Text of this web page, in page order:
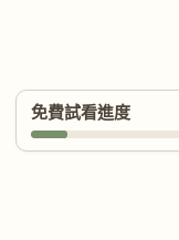
免費試看進度